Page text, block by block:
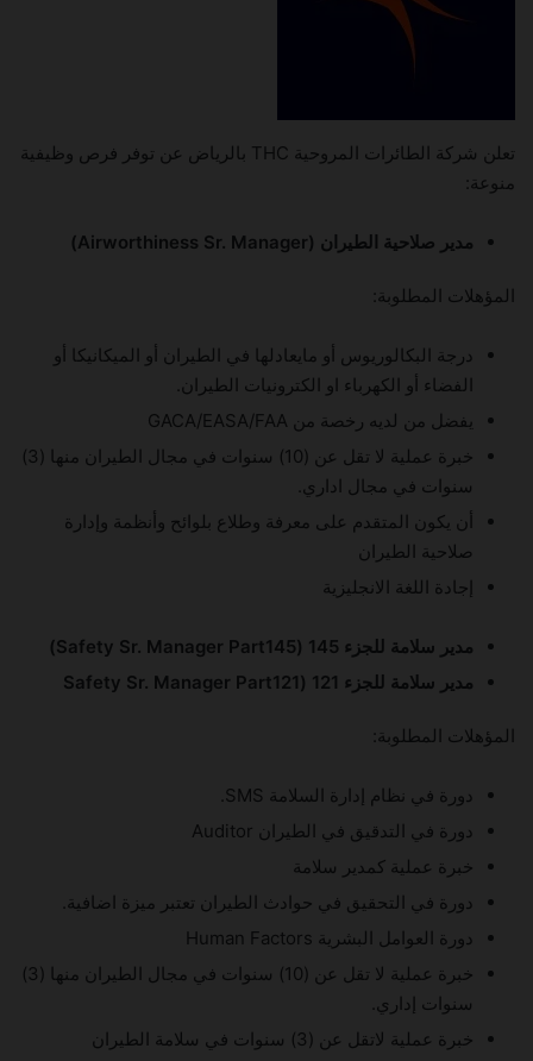
تعلن شركة الطائرات المروحية THC بالرياض عن توفر فرص وظيفية
منوعة:
مدير صلاحية الطيران (Airworthiness Sr. Manager)
المؤهلات المطلوبة:
درجة البكالوريوس أو مايعادلها في الطيران أو الميكانيكا أو
الفضاء أو الكهرباء او الكترونيات الطيران.
يفضل من لديه رخصة من GACA/EASA/FAA
خبرة عملية لا تقل عن (10) سنوات في مجال الطيران منها (3)
سنوات في مجال اداري.
أن يكون المتقدم على معرفة وطلاع بلوائح وأنظمة وإدارة
صلاحية الطيران
إجادة اللغة الانجليزية
مدير سلامة للجزء 145 (Safety Sr. Manager Part145)
مدير سلامة للجزء 121 (Safety Sr. Manager Part121
المؤهلات المطلوبة:
دورة في نظام إدارة السلامة SMS.
دورة في التدقيق في الطيران Auditor
خبرة عملية كمدير سلامة
دورة في التحقيق في حوادث الطيران تعتبر ميزة اضافية.
دورة العوامل البشرية Human Factors
خبرة عملية لا تقل عن (10) سنوات في مجال الطيران منها (3)
سنوات إداري.
خبرة عملية لاتقل عن (3) سنوات في سلامة الطيران